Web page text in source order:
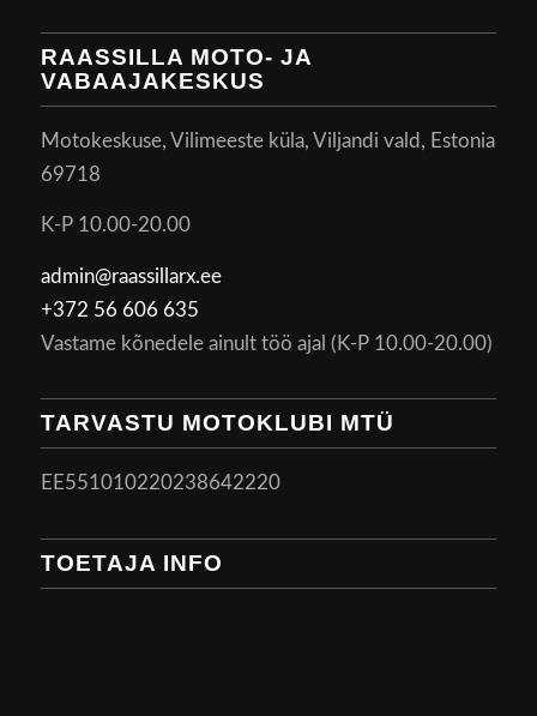
RAASSILLA MOTO- JA
VABAAJAKESKUS
Motokeskuse, Vilimeeste küla, Viljandi vald, Estonia
69718
K-P 10.00-20.00
admin@raassillarx.ee
+372 56 606 635
Vastame kõnedele ainult töö ajal (K-P 10.00-20.00)
TARVASTU MOTOKLUBI MTÜ
EE551010220238642220
TOETAJA INFO